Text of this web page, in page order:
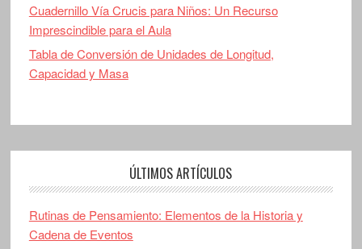
Cuadernillo Vía Crucis para Niños: Un Recurso
Imprescindible para el Aula
Tabla de Conversión de Unidades de Longitud,
Capacidad y Masa
ÚLTIMOS ARTÍCULOS
Rutinas de Pensamiento: Elementos de la Historia y
Cadena de Eventos